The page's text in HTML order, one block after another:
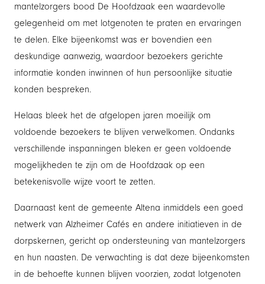
mantelzorgers bood De Hoofdzaak een waardevolle
gelegenheid om met lotgenoten te praten en ervaringen
te delen. Elke bijeenkomst was er bovendien een
deskundige aanwezig, waardoor bezoekers gerichte
informatie konden inwinnen of hun persoonlijke situatie
konden bespreken.
Helaas bleek het de afgelopen jaren moeilijk om
voldoende bezoekers te blijven verwelkomen. Ondanks
verschillende inspanningen bleken er geen voldoende
mogelijkheden te zijn om de Hoofdzaak op een
betekenisvolle wijze voort te zetten.
Daarnaast kent de gemeente Altena inmiddels een goed
netwerk van Alzheimer Cafés en andere initiatieven in de
dorpskernen, gericht op ondersteuning van mantelzorgers
en hun naasten. De verwachting is dat deze bijeenkomsten
in de behoefte kunnen blijven voorzien, zodat lotgenoten